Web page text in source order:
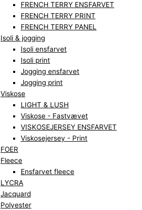
FRENCH TERRY ENSFARVET
FRENCH TERRY PRINT
FRENCH TERRY PANEL
Isoli & jogging
Isoli ensfarvet
Isoli print
Jogging ensfarvet
Jogging print
Viskose
LIGHT & LUSH
Viskose - Fastvævet
VISKOSEJERSEY ENSFARVET
Viskosejersey - Print
FOER
Fleece
Ensfarvet fleece
LYCRA
Jacquard
Polyester